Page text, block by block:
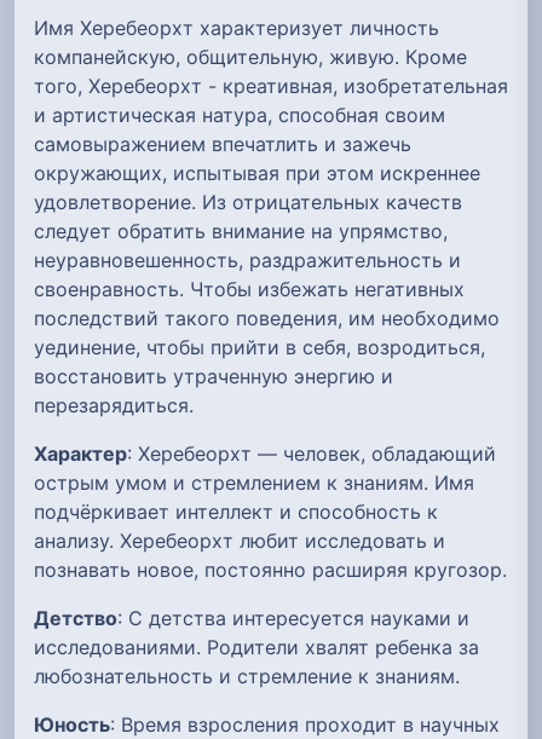
Имя Херебеорхт характеризует личность
компанейскую, общительную, живую. Кроме
того, Херебеорхт - креативная, изобретательная
и артистическая натура, способная своим
самовыражением впечатлить и зажечь
окружающих, испытывая при этом искреннее
удовлетворение. Из отрицательных качеств
следует обратить внимание на упрямство,
неуравновешенность, раздражительность и
своенравность. Чтобы избежать негативных
последствий такого поведения, им необходимо
уединение, чтобы прийти в себя, возродиться,
восстановить утраченную энергию и
перезарядиться.
Характер: Херебеорхт — человек, обладающий
острым умом и стремлением к знаниям. Имя
подчёркивает интеллект и способность к
анализу. Херебеорхт любит исследовать и
познавать новое, постоянно расширяя кругозор.
Детство: С детства интересуется науками и
исследованиями. Родители хвалят ребенка за
любознательность и стремление к знаниям.
Юность: Время взросления проходит в научных